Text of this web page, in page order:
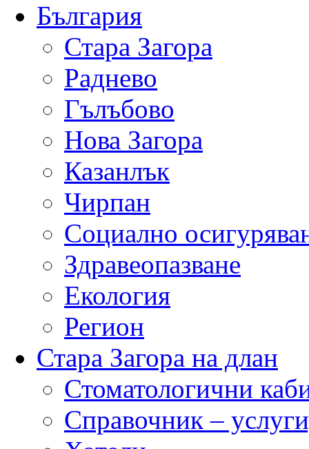
България
Стара Загора
Раднево
Гълъбово
Нова Загора
Казанлък
Чирпан
Социално
Здравеопазване
Екология
Регион
Стара Загора на длан
Стоматологични
Справочник –